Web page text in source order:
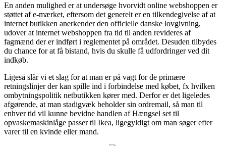
En anden mulighed er at undersøge hvorvidt online webshoppen er
støttet af e-mærket, eftersom det generelt er en tilkendegivelse af at
internet butikken anerkender den officielle danske lovgivning,
udover at internet webshoppen fra tid til anden revideres af
fagmænd der er indført i reglementet på området. Desuden tilbydes
du chance for at få bistand, hvis du skulle få udfordringer ved dit
indkøb.
Ligeså slår vi et slag for at man er på vagt for de primære
retningslinjer der kan spille ind i forbindelse med købet, fx hvilken
ombytningspolitik netbutikken kører med. Derfor er det ligeledes
afgørende, at man stadigvæk beholder sin ordremail, så man til
enhver tid vil kunne bevidne handlen af Hængsel set til
opvaskemaskinlåge passer til Ikea, ligegyldigt om man søger efter
varer til en kvinde eller mand.